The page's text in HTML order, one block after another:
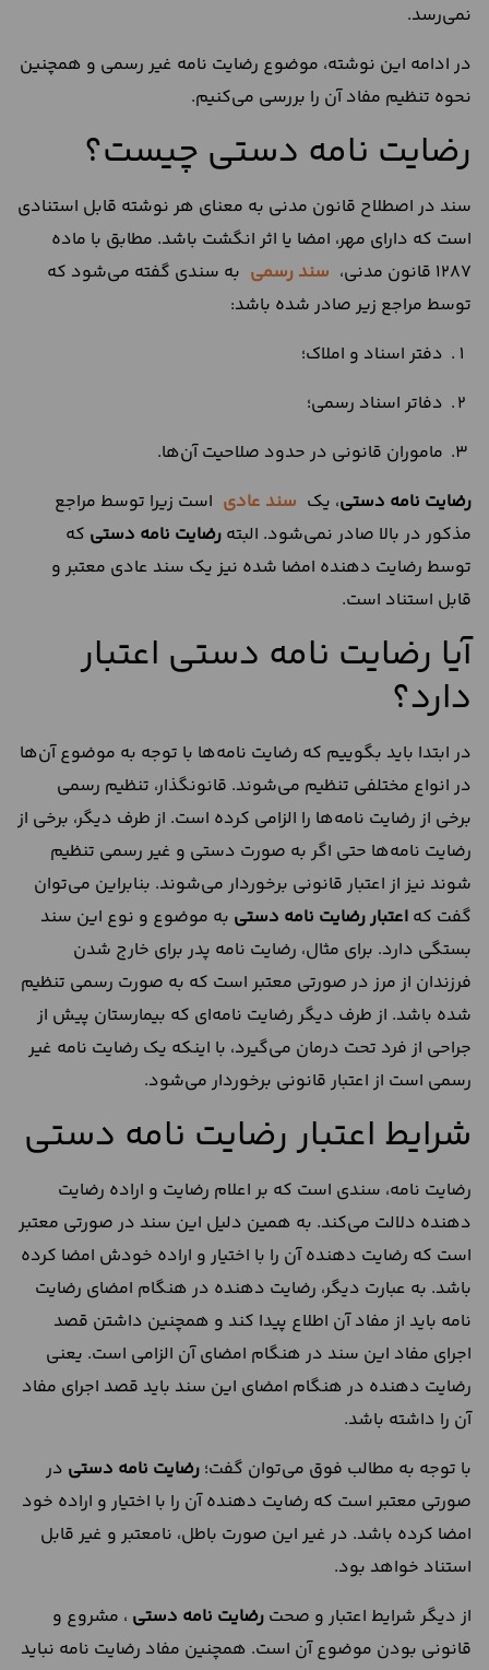
نمی‌رسد.
در ادامه این نوشته، موضوع رضایت نامه غیر رسمی و همچنین
نحوه تنظیم مفاد آن را بررسی می‌کنیم.
رضایت نامه دستی چیست؟
سند در اصطلاح قانون مدنی به معنای هر نوشته قابل استنادی
است که دارای مهر، امضا یا اثر انگشت باشد. مطابق با ماده
1287 قانون مدنی،
سند رسمی به سندی گفته می‌شود که
توسط مراجع زیر صادر شده باشد:
دفتر اسناد و املاک؛
دفاتر اسناد رسمی؛
ماموران قانونی در حدود صلاحیت آن‌ها.
رضایت نامه دستی، یک سند عادی است زیرا توسط مراجع
مذکور در بالا صادر نمی‌شود. البته رضایت نامه دستی که
توسط رضایت دهنده امضا شده نیز یک سند عادی معتبر و
قابل استناد است.
آیا رضایت نامه دستی اعتبار
دارد؟
در ابتدا باید بگوییم که رضایت نامه‌ها با توجه به موضوع آن‌ها
در انواع مختلفی تنظیم می‌شوند. قانونگذار، تنظیم رسمی
برخی از رضایت نامه‌ها را الزامی کرده است. از طرف دیگر، برخی از
رضایت نامه‌ها حتی اگر به صورت دستی و غیر رسمی تنظیم
شوند نیز از اعتبار قانونی برخوردار می‌شوند. بنابراین می‌توان
گفت که اعتبار رضایت نامه دستی به موضوع و نوع این سند
بستگی دارد. برای مثال، رضایت نامه پدر برای خارج شدن
فرزندان از مرز در صورتی معتبر است که به صورت رسمی تنظیم
شده باشد. از طرف دیگر رضایت نامه‌ای که بیمارستان پیش از
جراحی از فرد تحت درمان می‌گیرد، با اینکه یک رضایت نامه غیر
رسمی است از اعتبار قانونی برخوردار می‌شود.
شرایط اعتبار رضایت نامه دستی
رضایت نامه، سندی است که بر اعلام رضایت و اراده رضایت
دهنده دلالت می‌کند. به همین دلیل این سند در صورتی معتبر
است که رضایت دهنده آن را با اختیار و اراده خودش امضا کرده
باشد. به عبارت دیگر، رضایت دهنده در هنگام امضای رضایت
نامه باید از مفاد آن اطلاع پیدا کند و همچنین داشتن قصد
اجرای مفاد این سند در هنگام امضای آن الزامی است. یعنی
رضایت دهنده در هنگام امضای این سند باید قصد اجرای مفاد
آن را داشته باشد.
با توجه به مطالب فوق می‌توان گفت؛ رضایت نامه دستی در
صورتی معتبر است که رضایت دهنده آن را با اختیار و اراده خود
امضا کرده باشد. در غیر این صورت باطل، نامعتبر و غیر قابل
استناد خواهد بود.
از دیگر شرایط اعتبار و صحت رضایت نامه دستی ، مشروع و
قانونی بودن موضوع آن است. همچنین مفاد رضایت نامه نباید